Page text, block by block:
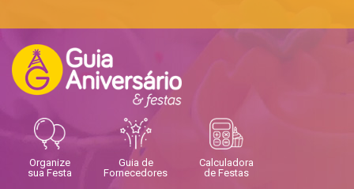
Organize
sua Festa
Guia de
Fornecedores
Calculadora
de Festas